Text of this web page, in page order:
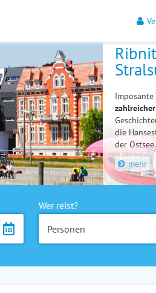
die
der Ostsee.
mehr
Wer reist?
Personen